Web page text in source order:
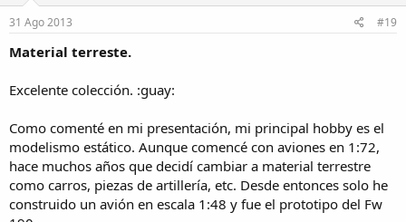
31 Ago 2013 #19
Material terreste.
Excelente colección. :guay:
Como comenté en mi presentación, mi principal hobby es el
modelismo estático. Aunque comencé con aviones en 1:72,
hace muchos años que decidí cambiar a material terrestre
como carros, piezas de artillería, etc. Desde entonces solo he
construido un avión en escala 1:48 y fue el prototipo del Fw